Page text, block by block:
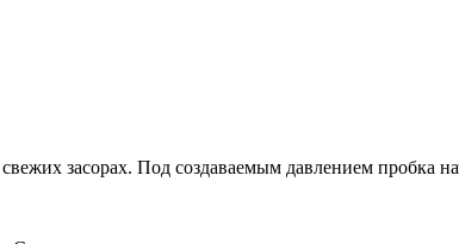
засорах. Под создаваемым давлением пробка